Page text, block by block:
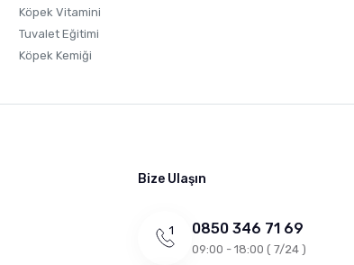
Köpek Vitamini
Tuvalet Eğitimi
Köpek Kemiği
Bize Ulaşın
0850 346 71 69
09:00 - 18:00 ( 7/24 )